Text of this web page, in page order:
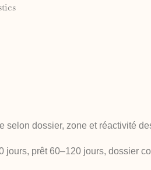
selon dossier, zone et réactivité
jours, prêt 60–120 jours, dossier